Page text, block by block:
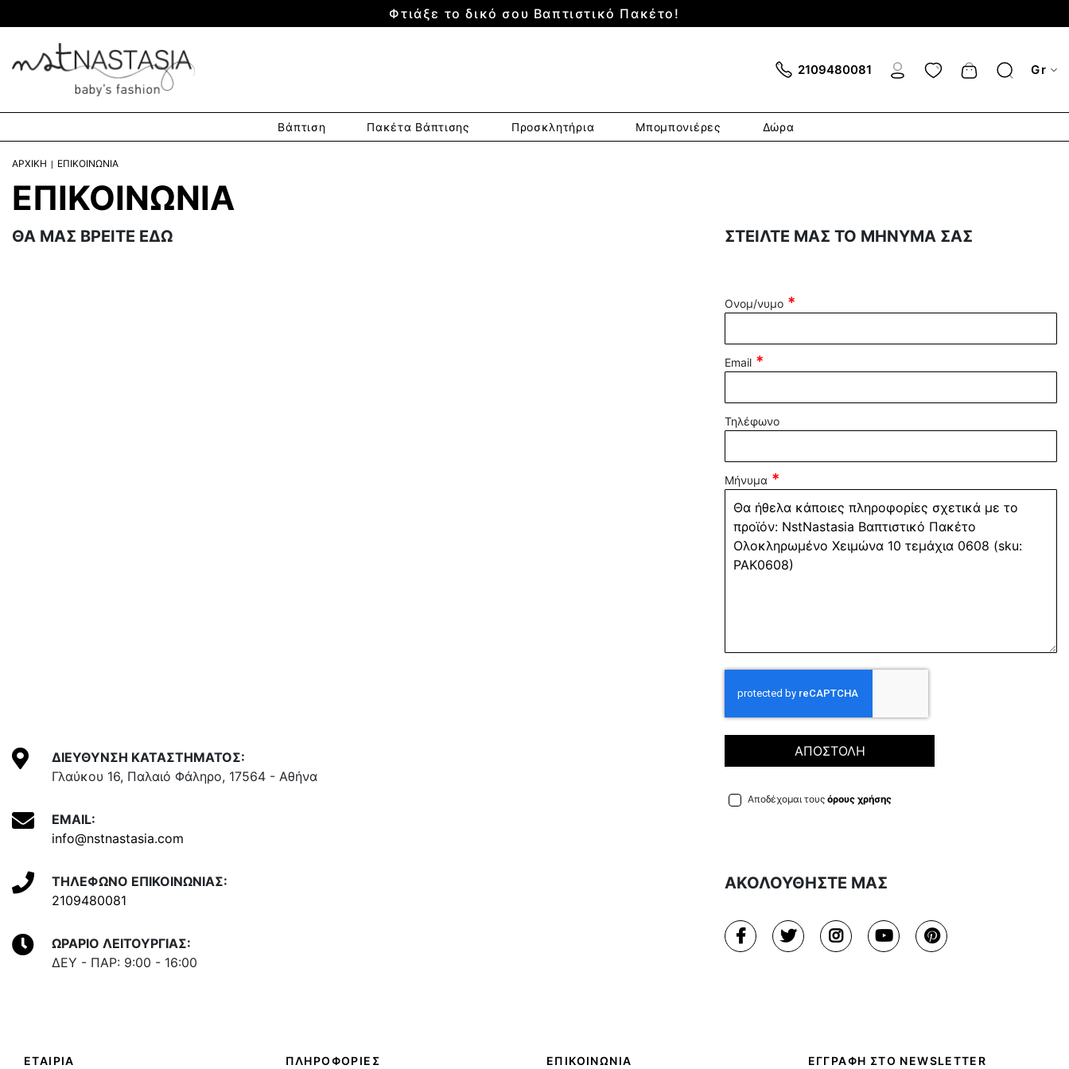
Φτιάξε το δικό σου Βαπτιστικό Πακέτο!
2109480081 Cart Gr
Βάπτιση Πακέτα Βάπτισης Προσκλητήρια Μπομπονιέρες Δώρα
ΑΡΧΙΚΗ ΕΠΙΚΟΙΝΩΝΙΑ
ΕΠΙΚΟΙΝΩΝΙΑ
ΘΑ ΜΑΣ ΒΡΕΙΤΕ ΕΔΩ
ΔΙΕΥΘΥΝΣΗ ΚΑΤΑΣΤΗΜΑΤΟΣ:
Γλαύκου 16, Παλαιό Φάληρο, 17564 - Αθήνα
EMAIL:
info@nstnastasia.com
ΤΗΛΕΦΩΝΟ ΕΠΙΚΟΙΝΩΝΙΑΣ:
2109480081
ΩΡΑΡΙΟ ΛΕΙΤΟΥΡΓΙΑΣ:
ΔΕΥ - ΠΑΡ: 9:00 - 16:00
ΣΤΕΙΛΤΕ ΜΑΣ ΤΟ ΜΗΝΥΜΑ ΣΑΣ
Ονομ/νυμο
Email
Τηλέφωνο
Μήνυμα
ΑΠΟΣΤΟΛΗ
Αποδέχομαι τους όρους χρήσης
ΑΚΟΛΟΥΘΗΣΤΕ ΜΑΣ
ΕΤΑΙΡΙΑ ΠΛΗΡΟΦΟΡΙΕΣ ΕΠΙΚΟΙΝΩΝΙΑ ΕΓΓΡΑΦΗ ΣΤΟ NEWSLETTER